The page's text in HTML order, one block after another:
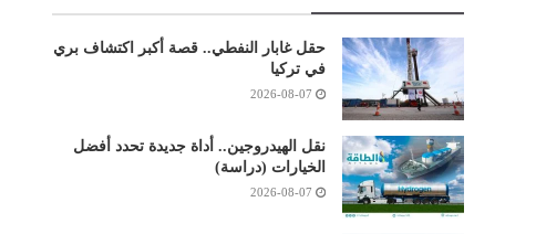
حقل غابار النفطي.. قصة أكبر اكتشاف بري
في تركيا
2026-08-07
نقل الهيدروجين.. أداة جديدة تحدد أفضل
الخيارات (دراسة)
2026-08-07